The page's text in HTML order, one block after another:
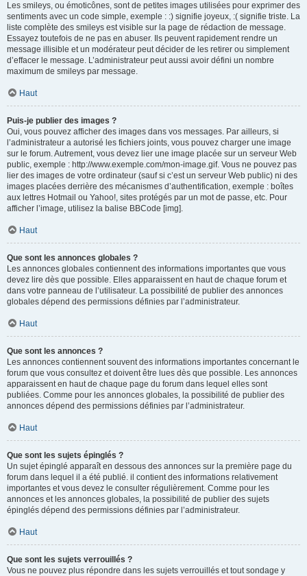
Les smileys, ou émoticônes, sont de petites images utilisées pour exprimer des
sentiments avec un code simple, exemple : :) signifie joyeux, :( signifie triste. La
liste complète des smileys est visible sur la page de rédaction de message.
Essayez toutefois de ne pas en abuser. Ils peuvent rapidement rendre un
message illisible et un modérateur peut décider de les retirer ou simplement
d’effacer le message. L’administrateur peut aussi avoir défini un nombre
maximum de smileys par message.
Haut
Puis-je publier des images ?
Oui, vous pouvez afficher des images dans vos messages. Par ailleurs, si
l’administrateur a autorisé les fichiers joints, vous pouvez charger une image
sur le forum. Autrement, vous devez lier une image placée sur un serveur Web
public, exemple : http://www.exemple.com/mon-image.gif. Vous ne pouvez pas
lier des images de votre ordinateur (sauf si c’est un serveur Web public) ni des
images placées derrière des mécanismes d’authentification, exemple : boîtes
aux lettres Hotmail ou Yahoo!, sites protégés par un mot de passe, etc. Pour
afficher l’image, utilisez la balise BBCode [img].
Haut
Que sont les annonces globales ?
Les annonces globales contiennent des informations importantes que vous
devez lire dès que possible. Elles apparaissent en haut de chaque forum et
dans votre panneau de l’utilisateur. La possibilité de publier des annonces
globales dépend des permissions définies par l’administrateur.
Haut
Que sont les annonces ?
Les annonces contiennent souvent des informations importantes concernant le
forum que vous consultez et doivent être lues dès que possible. Les annonces
apparaissent en haut de chaque page du forum dans lequel elles sont
publiées. Comme pour les annonces globales, la possibilité de publier des
annonces dépend des permissions définies par l’administrateur.
Haut
Que sont les sujets épinglés ?
Un sujet épinglé apparaît en dessous des annonces sur la première page du
forum dans lequel il a été publié. il contient des informations relativement
importantes et vous devez le consulter régulièrement. Comme pour les
annonces et les annonces globales, la possibilité de publier des sujets
épinglés dépend des permissions définies par l’administrateur.
Haut
Que sont les sujets verrouillés ?
Vous ne pouvez plus répondre dans les sujets verrouillés et tout sondage y